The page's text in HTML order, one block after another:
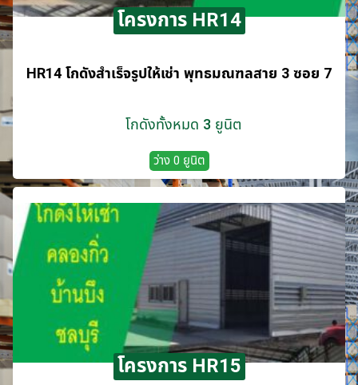
โครงการ HR14
HR14 โกดังสำเร็จรูปให้เช่า พุทธมณฑลสาย 3 ซอย 7
โกดังทั้งหมด 3 ยูนิต
ว่าง 0 ยูนิต
โครงการ HR15